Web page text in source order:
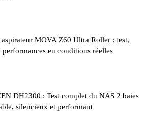
MOVA Z60 Ultra Roller : test,
performances en conditions réelles
DH2300 : Test complet du NAS 2 baies
silencieux et performant